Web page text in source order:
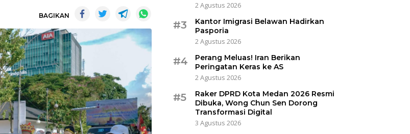
BAGIKAN
2 Agustus 2026
#3
Kantor Imigrasi Belawan Hadirkan
Pasporia
2 Agustus 2026
#4
Perang Meluas! Iran Berikan
Peringatan Keras ke AS
2 Agustus 2026
#5
Raker DPRD Kota Medan 2026 Resmi
Dibuka, Wong Chun Sen Dorong
Transformasi Digital
3 Agustus 2026